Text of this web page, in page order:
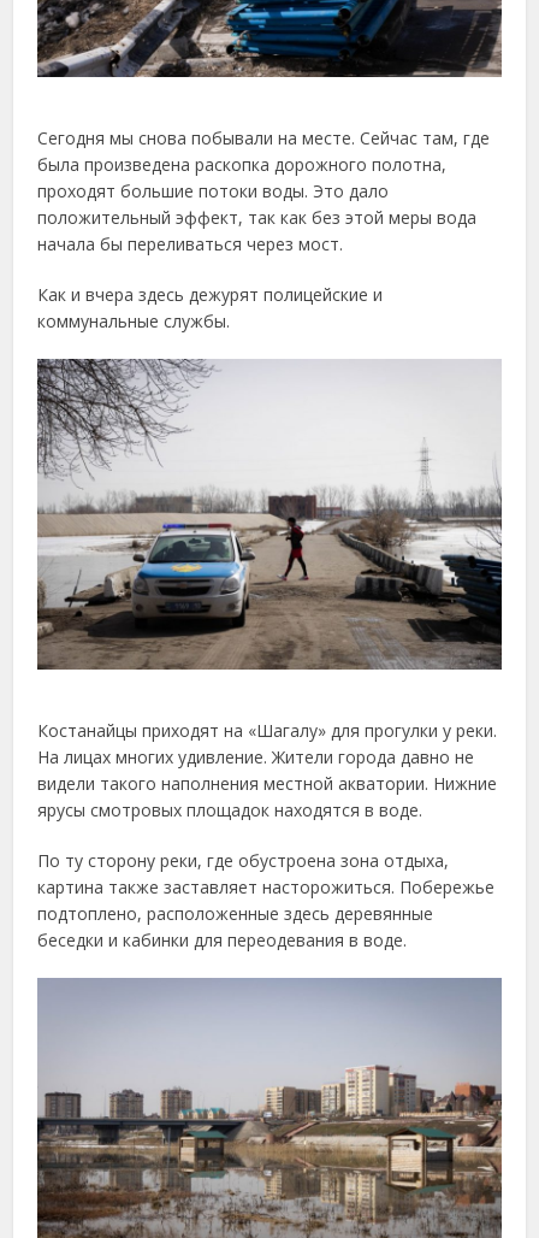
Сегодня мы снова побывали на месте. Сейчас там, где
была произведена раскопка дорожного полотна,
проходят большие потоки воды. Это дало
положительный эффект, так как без этой меры вода
начала бы переливаться через мост.
Как и вчера здесь дежурят полицейские и
коммунальные службы.
Костанайцы приходят на «Шагалу» для прогулки у реки.
На лицах многих удивление. Жители города давно не
видели такого наполнения местной акватории. Нижние
ярусы смотровых площадок находятся в воде.
По ту сторону реки, где обустроена зона отдыха,
картина также заставляет насторожиться. Побережье
подтоплено, расположенные здесь деревянные
беседки и кабинки для переодевания в воде.